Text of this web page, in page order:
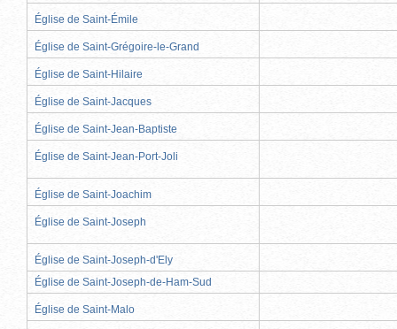
Église de Saint-Émile
Église de Saint-Grégoire-le-Grand
Église de Saint-Hilaire
Église de Saint-Jacques
Église de Saint-Jean-Baptiste
Église de Saint-Jean-Port-Joli
Église de Saint-Joachim
Église de Saint-Joseph
Église de Saint-Joseph-d'Ely
Église de Saint-Joseph-de-Ham-Sud
Église de Saint-Malo